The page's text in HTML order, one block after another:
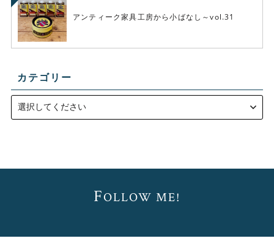
アンティーク家具工房から小ばなし～vol.31
カテゴリー
FOLLOW ME!